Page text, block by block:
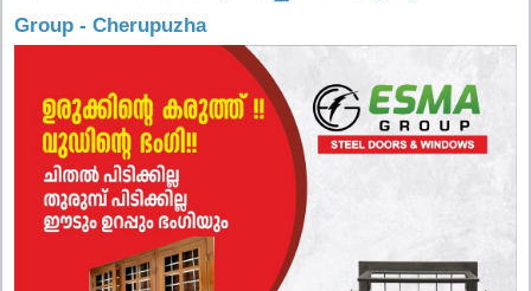
Group - Cherupuzha